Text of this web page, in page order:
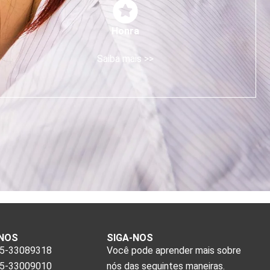
Honra
Saiba mais >>
33089318
33009010
SIGA-NOS
Você pode aprender mais sobre
nós das seguintes maneiras.